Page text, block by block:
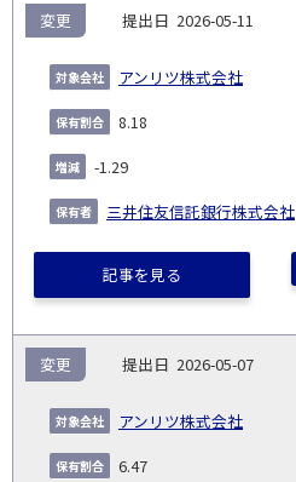
2026-05-11
アンリツ株式会社
変更
8.18
-1.29
三井住友信託銀行株式会社
記事を見る
2026-05-07
アンリツ株式会社
変更
6.47